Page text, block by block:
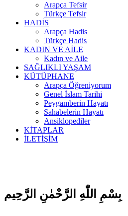
Arapça Tefsir
Türkçe Tefsir
HADİS
Arapça Hadis
Türkçe Hadis
KADIN VE AİLE
Kadın ve Aile
SAĞLIKLI YAŞAM
KÜTÜPHANE
Arapça Öğreniyorum
Genel İslam Tarihi
Peygamberin Hayatı
Sahabelerin Hayatı
Ansiklopediler
KİTAPLAR
İLETİŞİM
بِسْمِ اللّٰهِ الرَّحْمٰنِ الرَّحِيم